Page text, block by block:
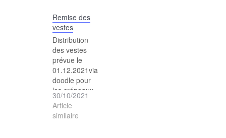
18:00, au
local du ski
club, rue de la
reconfiere 13
à Monthey,
pour venir
essayer et
chercher la
veste du ski-
club. Pour
rappel, le port
Remise des
vestes
Distribution
des vestes
prévue le
01.12.2021via
doodle pour
les créneaux
horaires.
30/10/2021
Article
similaire